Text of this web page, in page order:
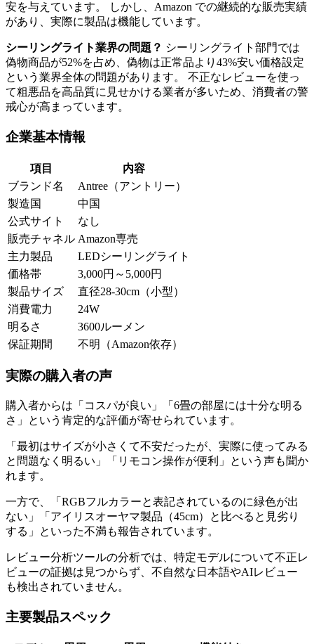
安を与えています。 しかし、Amazon での継続的な販売実績
があり、実際に製品は機能しています。
シーリングライト業界の問題？ シーリングライト部門では
偽物商品が52%を占め、偽物は正常品より43%安い価格設定
という業界全体の問題があります。 不正なレビューを使っ
て粗悪品を高品質に見せかける業者が多いため、消費者の警
戒心が高まっています。
企業基本情報
項目
内容
ブランド名
Antree（アントリー）
製造国
中国
公式サイト
なし
販売チャネル Amazon専売
主力製品
LEDシーリングライト
価格帯
3,000円～5,000円
製品サイズ
直径28-30cm（小型）
消費電力
24W
明るさ
3600ルーメン
保証期間
不明（Amazon依存）
実際の購入者の声
購入者からは「コスパが良い」「6畳の部屋には十分な明る
さ」という肯定的な評価が寄せられています。
「最初はサイズが小さくて不安だったが、実際に使ってみる
と問題なく明るい」「リモコン操作が便利」という声も聞か
れます。
一方で、「RGBフルカラーと表記されているのに緑色が出
ない」「アイリスオーヤマ製品（45cm）と比べると見劣り
する」といった不満も報告されています。
レビュー分析ツールの分析では、特定モデルについて不正レ
ビューの証拠は見つからず、不自然な日本語やAIレビュー
も検出されていません。
主要製品スペック